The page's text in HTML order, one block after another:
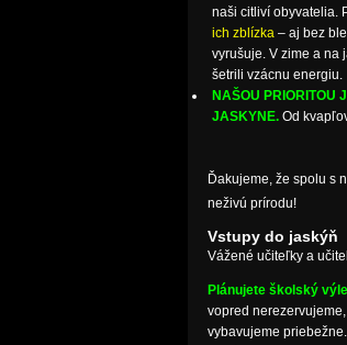
naši citliví obyvatelia.
ich zblízka– aj bez
vyrušuje. V zime a na
šetrili vzácnu energiu.
NAŠOU PRIORITOU
JASKYNE. Od
Ďakujeme, že spolu s
neživú prírodu!
Vstupy do jaskýň
Vážené učiteľky a
Plánujete školský
vopred
vybavujeme